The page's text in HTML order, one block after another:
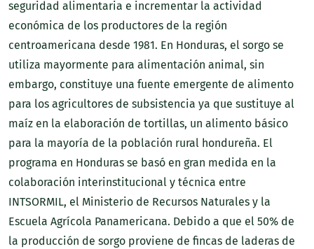
seguridad alimentaria e incrementar la actividad
económica de los productores de la región
centroamericana desde 1981. En Honduras, el sorgo se
utiliza mayormente para alimentación animal, sin
embargo, constituye una fuente emergente de alimento
para los agricultores de subsistencia ya que sustituye al
maíz en la elaboración de tortillas, un alimento básico
para la mayoría de la población rural hondureña. El
programa en Honduras se basó en gran medida en la
colaboración interinstitucional y técnica entre
INTSORMIL, el Ministerio de Recursos Naturales y la
Escuela Agrícola Panamericana. Debido a que el 50% de
la producción de sorgo proviene de fincas de laderas de